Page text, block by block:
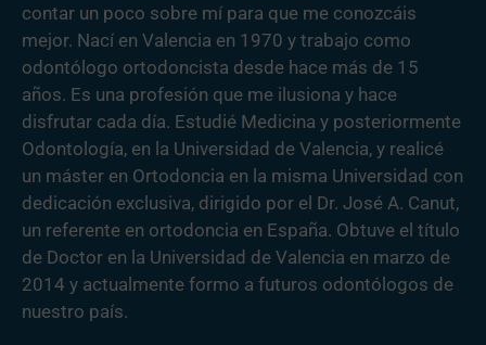
contar un poco sobre mí para que me conozcáis
mejor. Nací en Valencia en 1970 y trabajo como
odontólogo ortodoncista desde hace más de 15
años. Es una profesión que me ilusiona y hace
disfrutar cada día. Estudié Medicina y posteriormente
Odontología, en la Universidad de Valencia, y realicé
un máster en Ortodoncia en la misma Universidad con
dedicación exclusiva, dirigido por el Dr. José A. Canut,
un referente en ortodoncia en España. Obtuve el título
de Doctor en la Universidad de Valencia en marzo de
2014 y actualmente formo a futuros odontólogos de
nuestro país.